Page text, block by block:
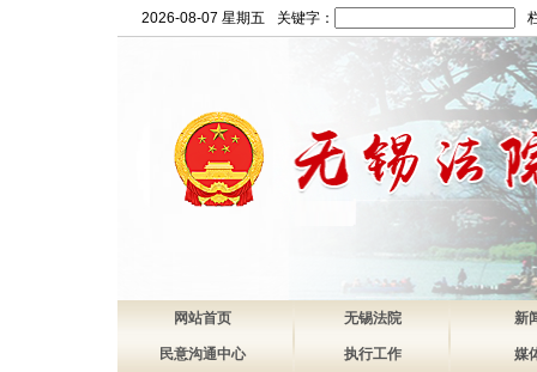
2026-08-07 星期五 关键字：
网站首页 无锡法院 新
民意沟通中心 执行工作 媒